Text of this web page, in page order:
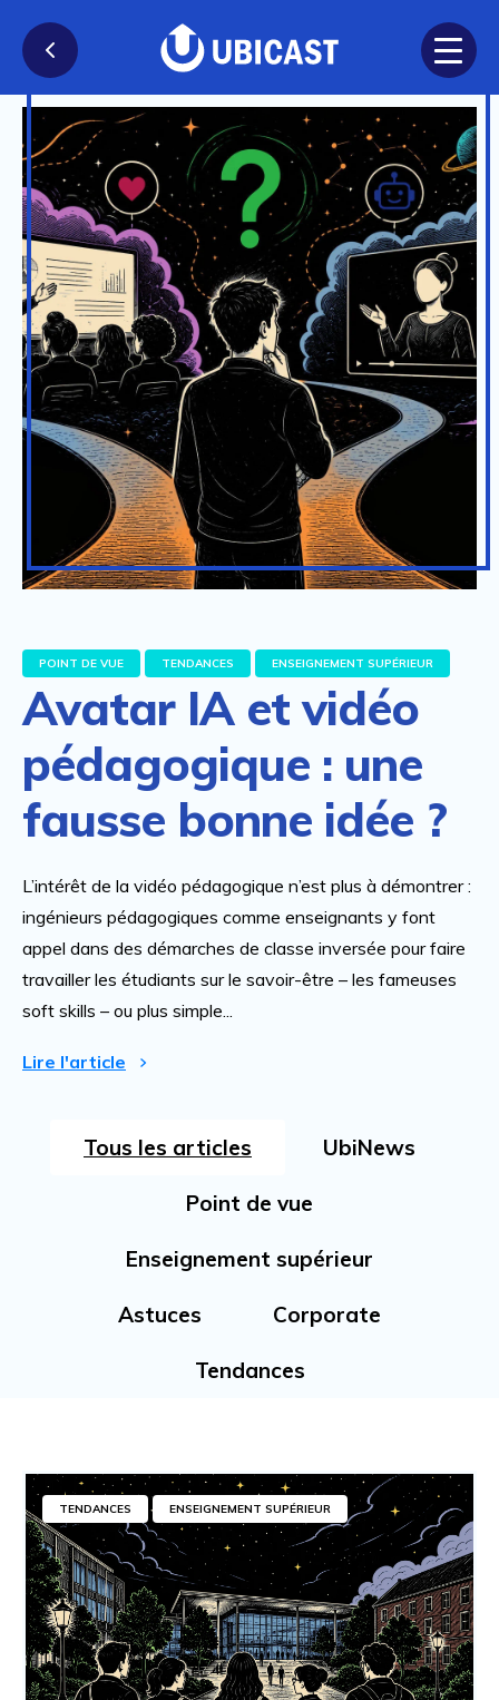
POINT DE VUE TENDANCES ENSEIGNEMENT SUPÉRIEUR
Avatar IA et vidéo
pédagogique : une
fausse bonne idée ?
L’intérêt de la vidéo pédagogique n’est plus à démontrer :
ingénieurs pédagogiques comme enseignants y font
appel dans des démarches de classe inversée pour faire
travailler les étudiants sur le savoir-être – les fameuses
soft skills – ou plus simple...
Lire l'article
Tous les articles UbiNews
Point de vue
Enseignement supérieur
Astuces Corporate
Tendances
TENDANCES ENSEIGNEMENT SUPÉRIEUR